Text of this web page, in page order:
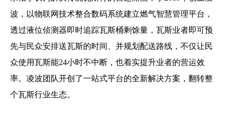
波，以物联网技术整合数码系统建立燃气智慧管理平台，
透过液位侦测器即时追踪瓦斯桶剩馀量，瓦斯业者即可预
先与民众安排送瓦斯的时间、并规划配送路线，不仅让民
众使用瓦斯能24小时不中断，也着实提升业者的营运效
率。凌波团队开创了一站式平台的全新解决方案，翻转整
个瓦斯行业生态。